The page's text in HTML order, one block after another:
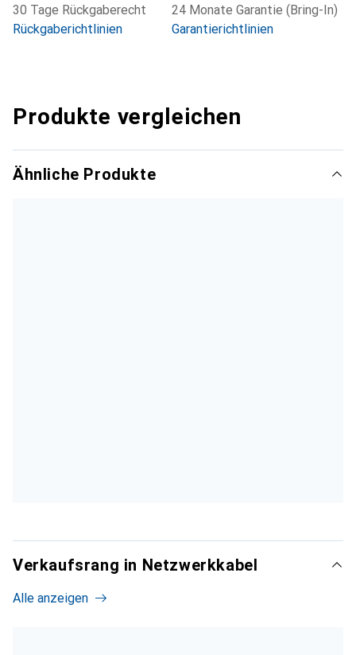
30 Tage Rückgaberecht
Rückgaberichtlinien
24 Monate Garantie (Bring-In)
Garantierichtlinien
Produkte vergleichen
Ähnliche Produkte
Verkaufsrang in Netzwerkkabel
Alle anzeigen